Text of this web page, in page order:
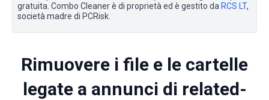
gratuita. Combo Cleaner è di proprietà ed è gestito da RCS LT,
società madre di PCRisk.
Rimuovere i file e le cartelle
legate a annunci di related-